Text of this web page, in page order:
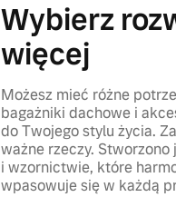
Wybierz
więcej
Możesz mieć różne
bagażniki dachowe i
do Twojego stylu życia.
ważne rzeczy.
i wzornictwie, które
wpasowuje się w każdą